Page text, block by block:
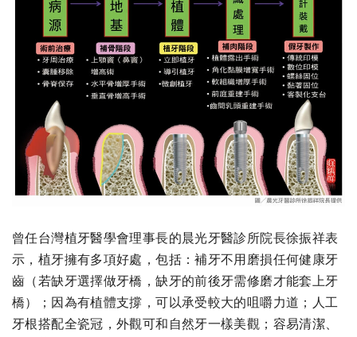
曾任台灣植牙醫學會理事長的晨光牙醫診所院長徐振祥表
示，植牙擁有多項好處，包括：補牙不用磨損任何健康牙
齒（若缺牙選擇做牙橋，缺牙的前後牙需修磨才能套上牙
橋）；因為有植體支撐，可以承受較大的咀嚼力道；人工
牙根搭配全瓷冠，外觀可和自然牙一樣美觀；容易清潔、